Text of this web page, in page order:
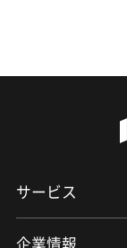
サービス
企業情報